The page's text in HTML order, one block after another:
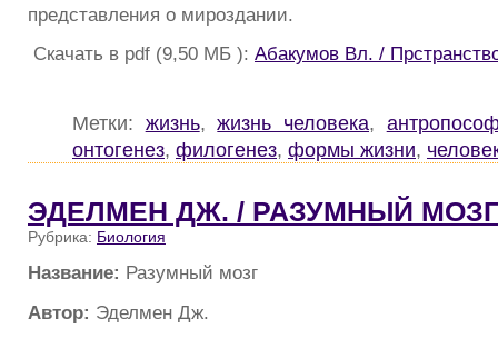
представления о мироздании.
Скачать в pdf (9,50 МБ ): Абакумов Вл. /
Метки: жизнь,жизнь человека,
онтогенез, филогенез, формы жизни,
ЭДЕЛМЕН ДЖ. / РАЗУМНЫЙ МОЗГ
Рубрика: Биология
Название: Разумный мозг
Автор: Эделмен Дж.